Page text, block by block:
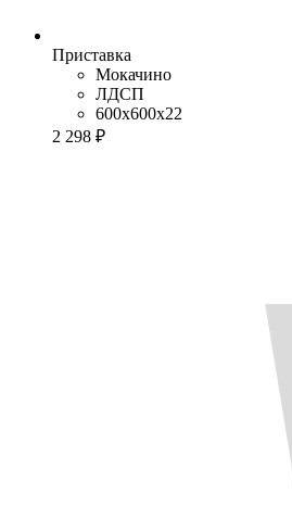
Приставка
Мокачино
ЛДСП
600x600x22
2 298 ₽